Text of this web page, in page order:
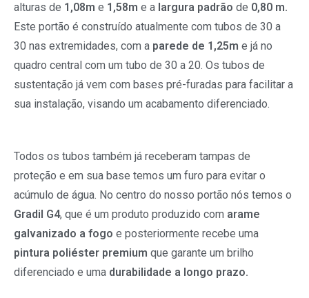
alturas de 1,08m e 1,58m e a largura padrão de 0,80 m.
Este portão é construído atualmente com tubos de 30 a
30 nas extremidades, com a parede de 1,25m e já no
quadro central com um tubo de 30 a 20. Os tubos de
sustentação já vem com bases pré-furadas para facilitar a
sua instalação, visando um acabamento diferenciado.
Todos os tubos também já receberam tampas de
proteção e em sua base temos um furo para evitar o
acúmulo de água. No centro do nosso portão nós temos o
Gradil G4, que é um produto produzido com arame
galvanizado a fogo e posteriormente recebe uma
pintura poliéster premium que garante um brilho
diferenciado e uma durabilidade a longo prazo.